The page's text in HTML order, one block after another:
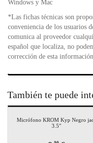
Windows y Mac
*Las fichas técnicas son
conveniencia de los usuarios
comunica al proveedor
español que localiza, no
corrección de esta información.
También te puede
Micrófono KROM Kyp Negro
3.5″